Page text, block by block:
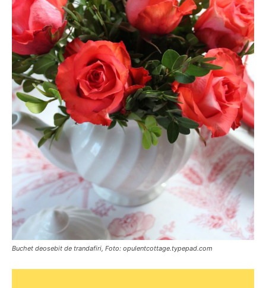
Buchet deosebit de trandafiri, Foto: opulentcottage.typepad.com